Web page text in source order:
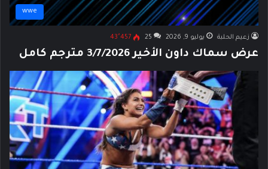
wwe
زعيم الحلبة يوليو 9, 2026 25 43٬457
عرض سماك داون الأخير 3/7/2026 مترجم كامل